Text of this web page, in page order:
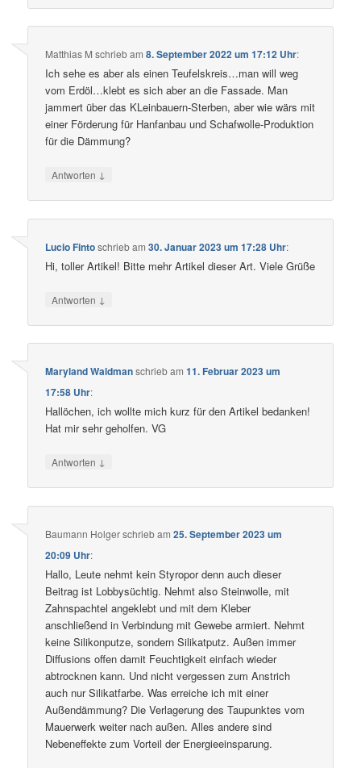
Matthias M schriebam8. September 2022 um 17:12 Uhr:
Ich sehe es aber als einen Teufelskreis…man will weg
vom Erdöl…klebt es sich aber an die Fassade. Man
jammert über das KLeinbauern-Sterben, aber wie wärs mit
einer Förderung für Hanfanbau und Schafwolle-Produktion
für die Dämmung?
Antworten ↓
Lucio Fintoschriebam30. Januar 2023 um 17:28 Uhr:
Hi, toller Artikel! Bitte mehr Artikel dieser Art. Viele Grüße
Antworten ↓
Maryland Waldmanschriebam11. Februar 2023 um
17:58 Uhr:
Hallöchen, ich wollte mich kurz für den Artikel bedanken!
Hat mir sehr geholfen. VG
Antworten ↓
Baumann Holgerschriebam25. September 2023 um
20:09 Uhr:
Hallo, Leute nehmt kein Styropor denn auch dieser
Beitrag ist Lobbysüchtig. Nehmt also Steinwolle, mit
Zahnspachtel angeklebt und mit dem Kleber
anschließend in Verbindung mit Gewebe armiert. Nehmt
keine Silikonputze, sondern Silikatputz. Außen immer
Diffusions offen damit Feuchtigkeit einfach wieder
abtrocknen kann. Und nicht vergessen zum Anstrich
auch nur Silikatfarbe. Was erreiche ich mit einer
Außendämmung? Die Verlagerung des Taupunktes vom
Mauerwerk weiter nach außen. Alles andere sind
Nebeneffekte zum Vorteil der Energieeinsparung.